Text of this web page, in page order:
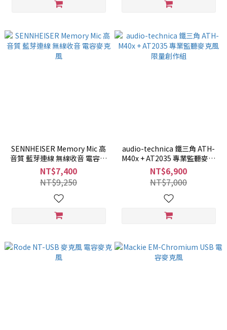
SENNHEISER Memory Mic 高
音質 藍芽連線 無線收音 電容麥
克風
NT$7,400
NT$9,250
audio-technica 鐵三角 ATH-
M40x + AT2035 專業監聽麥克
風 限量創作組
NT$6,900
NT$7,000